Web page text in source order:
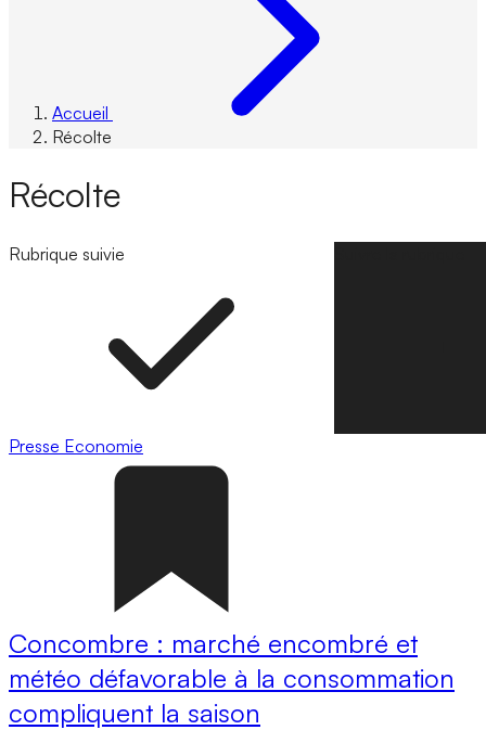
Accueil
Récolte
Récolte
Rubrique suivie
Presse Economie
Concombre : marché encombré et
météo défavorable à la consommation
compliquent la saison